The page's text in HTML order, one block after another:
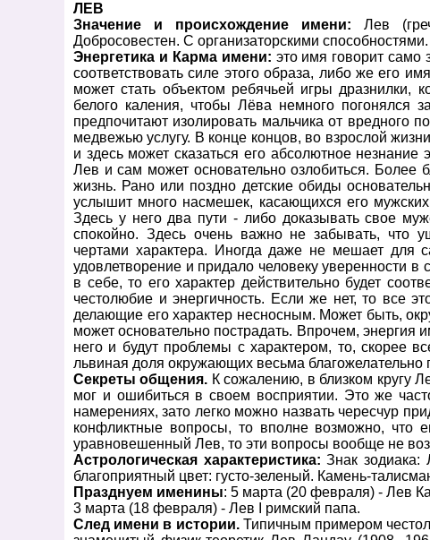
ЛЕВ
Значение и происхождение имени: Лев
Добросовестен. С организаторскими
Энергетика и Карма имени: это имя говорит само
соответствовать силе этого образа, либо же его
может стать объектом ребячьей игры дразнилки,
белого каления, чтобы Лёва немного погонялся
предпочитают изолировать мальчика от
медвежью услугу. В конце концов, во взрослой
и здесь может сказаться его абсолютное
Лев и сам может основательно озлобиться. Более
жизнь. Рано или поздно детские обиды
услышит много насмешек, касающихся его
Здесь у него два пути - либо доказывать свое
спокойно. Здесь очень важно не забывать, что
чертами характера. Иногда даже не мешает для
удовлетворение и придало человеку уверенности
в себе, то его характер действительно будет
честолюбие и энергичность. Если же нет, то все
делающие его характер несносным. Может быть,
может основательно пострадать. Впрочем, энергия
него и будут проблемы с характером, то, скорее
львиная доля окружающих весьма благожелательно
Секреты общения. К сожалению, в близком кругу
мог и ошибиться в своем восприятии. Это же
намерениях, зато легко можно назвать чересчур
конфликтные вопросы, то вполне возможно, что
уравновешенный Лев, то эти вопросы вообще не
Астрологическая характеристика: Знак зодиака:
благоприятный цвет: густо-зеленый. Камень-
Празднуем именины: 5 марта (20 февраля) - Лев
3 марта (18 февраля) - Лев I римский папа.
След имени в истории.Типичным примером